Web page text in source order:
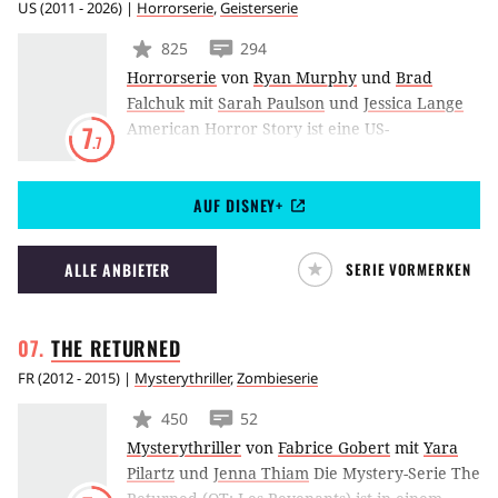
US(2011 - 2026) | Horrorserie,Geisterserie
7.7
825
294
Horrorserie von Ryan Murphy und Brad
Falchuk mit Sarah Paulson und Jessica Lange
American Horror Story ist eine US-
FX. Das Format feierte 2011 seine Premiere
und wurde von Ryan Murphy und Brad
Falchuk kreiert. Jede Staffel erzählt eine
eigene, in sich abgeschlossene Handlung.
Diverse Schauspielerinnen und Schauspieler
unterschiedlichen Orten des Grauens
auftauchen.
AUF DISNEY+
ALLE ANBIETER SERIE VORMERKEN
THE RETURNED
FR(2012 - 2015) | Mysterythriller,Zombieserie
450
52
Mysterythriller von Fabrice Gobert mit Yara
Pilartz und Jenna Thiam Die Mystery-Serie The